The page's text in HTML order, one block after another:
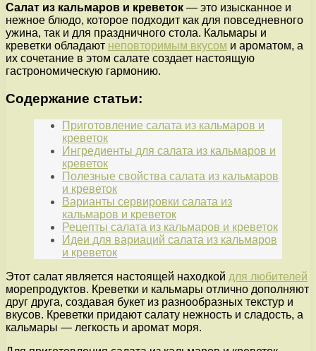
Салат из кальмаров и креветок — это изысканное и
нежное блюдо, которое подходит как для повседневного
ужина, так и для праздничного стола. Кальмары и
креветки обладают неповторимым вкусом и ароматом, а
их сочетание в этом салате создает настоящую
гастрономическую гармонию.
Содержание статьи:
Приготовление салата из кальмаров и
креветок
Ингредиенты для салата из кальмаров и
креветок
Полезные свойства салата из кальмаров
и креветок
Варианты сервировки салата из
кальмаров и креветок
Рецепты салата из кальмаров и креветок
Идеи для вариаций салата из кальмаров
и креветок
Этот салат является настоящей находкой для любителей
морепродуктов. Креветки и кальмары отлично дополняют
друг друга, создавая букет из разнообразных текстур и
вкусов. Креветки придают салату нежность и сладость, а
кальмары — легкость и аромат моря.